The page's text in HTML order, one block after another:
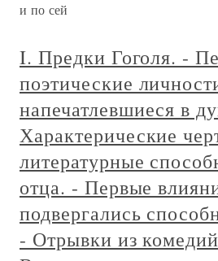
и по сей
I. Предки Гоголя. -
поэтические
напечатлевшиеся в
Характерические
литературные
отца. - Первые
подвергались
- Отрывки из